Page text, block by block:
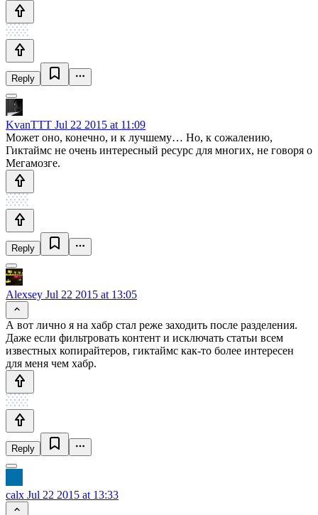
Reply
KvanTTT Jul 22 2015 at 11:09
Может оно, конечно, и к лучшему… Но, к сожалению,
Гиктаймс не очень интересный ресурс для многих, не говоря о
Мегамозге.
Reply
Alexsey Jul 22 2015 at 13:05
А вот лично я на хабр стал реже заходить после разделения.
Даже если фильтровать контент и исключать статьи всем
известных копирайтеров, гиктаймс как-то более интересен
для меня чем хабр.
Reply
calx Jul 22 2015 at 13:33